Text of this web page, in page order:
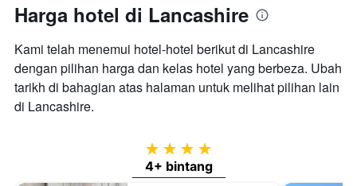
Harga hotel di Lancashire
Kami telah menemui hotel-hotel berikut di Lancashire
dengan pilihan harga dan kelas hotel yang berbeza. Ubah
tarikh di bahagian atas halaman untuk melihat pilihan lain
di Lancashire.
4 bintang
4+ bintang